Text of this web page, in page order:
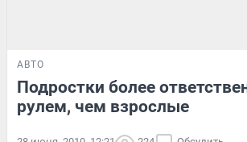
АВТО
Подростки более
рулем, чем взрослые